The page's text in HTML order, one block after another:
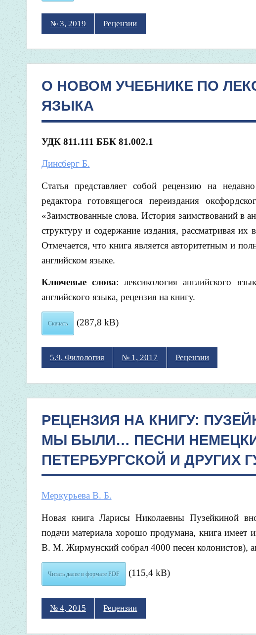
№ 3, 2019 Рецензии
О НОВОМ УЧЕБНИКЕ ПО
ЯЗЫКА
УДК811.111 ББК 81.002.1
Динсберг Б.
Статья представляет собой рецензию на
редактора готовящегося переиздания
«Заимствованные слова. История заимствований в
структуру и содержание издания, рассматривая их
Отмечается, что книга является авторитетным и
английском языке.
Ключевые слова: лексикология английского
английского языка, рецензия на книгу.
Скачать (287,8 kB)
5.9. Филология № 1, 2017 Рецензии
РЕЦЕНЗИЯ НА КНИГУ:
МЫ БЫЛИ… ПЕСНИ
ПЕТЕРБУРГСКОЙ И ДРУГИХ
Меркурьева В. Б.
Новая книга Ларисы Николаевны Пузейкиной
подачи материала хорошо продумана, книга имеет
В. М. Жирмунский собрал 4000 песен колонистов),
Читать далее в формате PDF (115,4 kB)
№ 4, 2015 Рецензии